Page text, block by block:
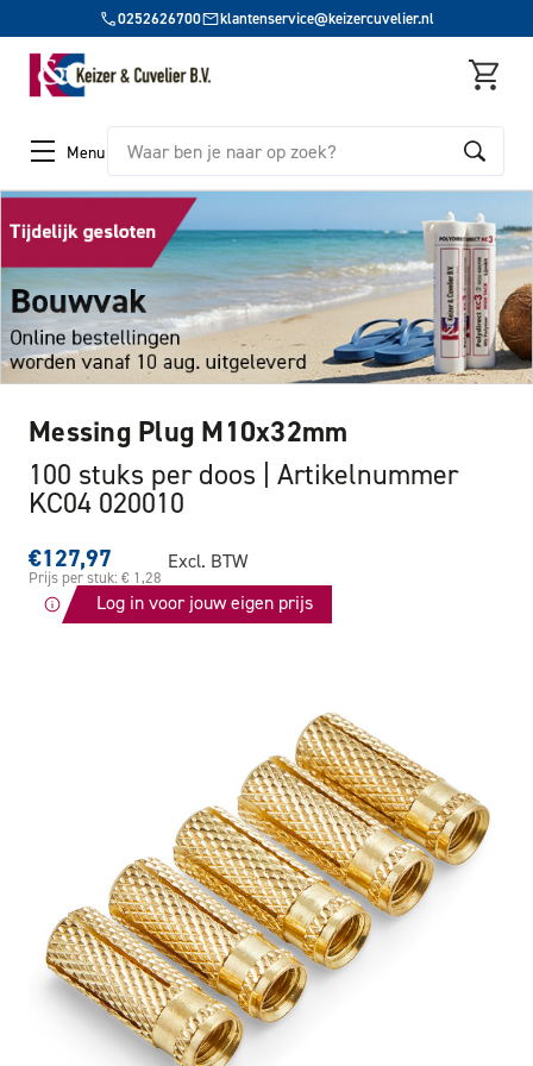
0252626700 klantenservice@keizercuvelier.nl
Menu Zoeken
Messing Plug M10x32mm
100 stuks per doos
Artikelnummer
KC04 020010
€127,97
Prijs per stuk: € 1,28
Excl. BTW
Log in voor jouw eigen prijs